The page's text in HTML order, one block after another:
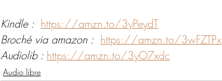
Kindle : https://amzn.to/3yPeydT
Broché via amazon : https://amzn.to/3wFZTPx
Audiolib : https://amzn.to/3yO7xdc
Audio libre